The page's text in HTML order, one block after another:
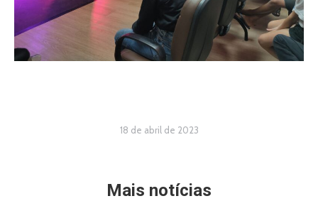
18 de abril de 2023
Mais notícias